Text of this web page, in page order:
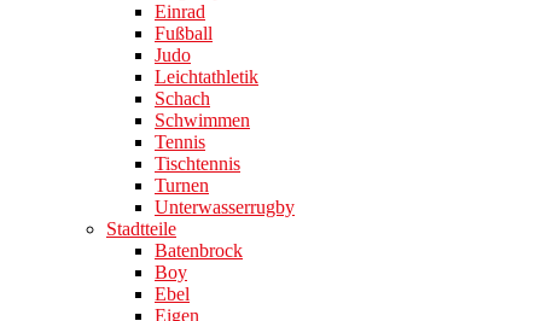
Einrad
Fußball
Judo
Leichtathletik
Schach
Schwimmen
Tennis
Tischtennis
Turnen
Unterwasserrugby
Stadtteile
Batenbrock
Boy
Ebel
Eigen